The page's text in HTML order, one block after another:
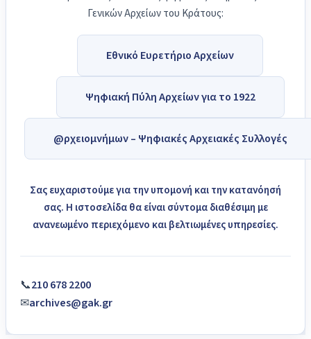
Γενικών Αρχείων του Κράτους:
Εθνικό Ευρετήριο Αρχείων
Ψηφιακή Πύλη Αρχείων για το 1922
@ρχειομνήμων – Ψηφιακές Αρχειακές Συλλογές
Σας ευχαριστούμε για την υπομονή και την κατανόησή
σας. Η ιστοσελίδα θα είναι σύντομα διαθέσιμη με
ανανεωμένο περιεχόμενο και βελτιωμένες υπηρεσίες.
📞210 678 2200
✉archives@gak.gr